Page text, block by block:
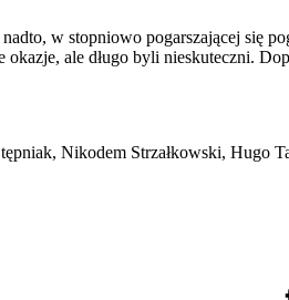
w stopniowo pogarszającej się
ale długo byli nieskuteczni.
Nikodem Strzałkowski, Hugo